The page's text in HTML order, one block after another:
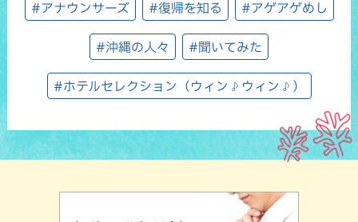
#アナウンサーズ #復帰を知る #アゲアゲめし
#沖縄の人々 #聞いてみた
#ホテルセレクション（ウィン♪ウィン♪）